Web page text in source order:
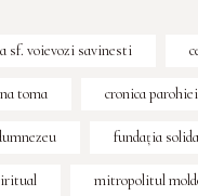
sf. voievozi savinesti
toma cronica parohiei
fundaţia
mitropolitul